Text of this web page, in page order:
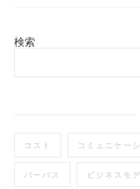
検索
コスト コミュニケー
パーパス ビジネスモ